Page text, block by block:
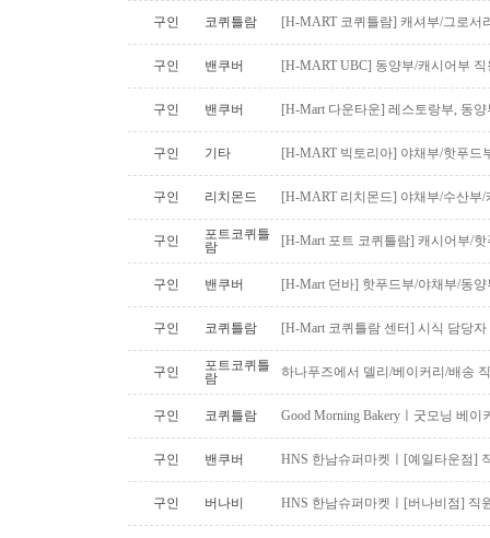
구인 코퀴틀람 [H-MART 코퀴틀람] 캐셔부/그로서
구인 밴쿠버 [H-MART UBC] 동양부/캐시어부
구인 밴쿠버 [H-Mart 다운타운] 레스토랑부, 동
구인 기타 [H-MART 빅토리아] 야채부/핫푸드
구인 리치몬드 [H-MART 리치몬드] 야채부/수산부
구인
포트코퀴틀
람
[H-Mart 포트 코퀴틀람] 캐시어부/
구인 밴쿠버 [H-Mart 던바] 핫푸드부/야채부/동
구인 코퀴틀람 [H-Mart 코퀴틀람 센터] 시식 담당
구인
포트코퀴틀
람
하나푸즈에서 델리/베이커리/배송
구인 코퀴틀람 Good Morning Bakeryㅣ굿모닝 베
구인 밴쿠버 HNS 한남슈퍼마켓ㅣ[예일타운점]
구인 버나비 HNS 한남슈퍼마켓ㅣ[버나비점] 직